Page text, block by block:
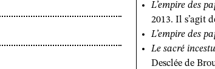
L’empire des
2013. Il s’agit
L’empire des
Le sacré
Desclée de